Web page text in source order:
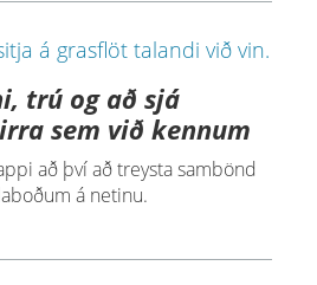
trú og að sjá
sem við kennum
að því að treysta sambönd
á netinu.